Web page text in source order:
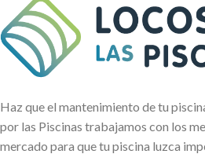
Haz que el mantenimiento de tu
por las Piscinas trabajamos con los
mercado para que tu piscina luzca